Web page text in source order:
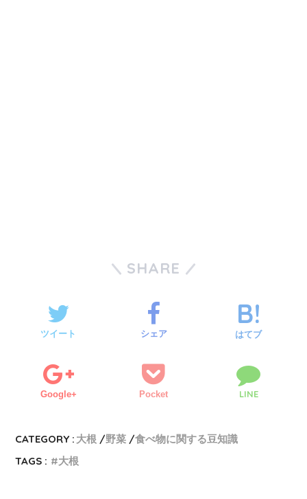
SHARE
ツイート シェア はてブ
Google+ Pocket LINE
CATEGORY : 大根 野菜
食べ物に関する豆知識
TAGS :
大根